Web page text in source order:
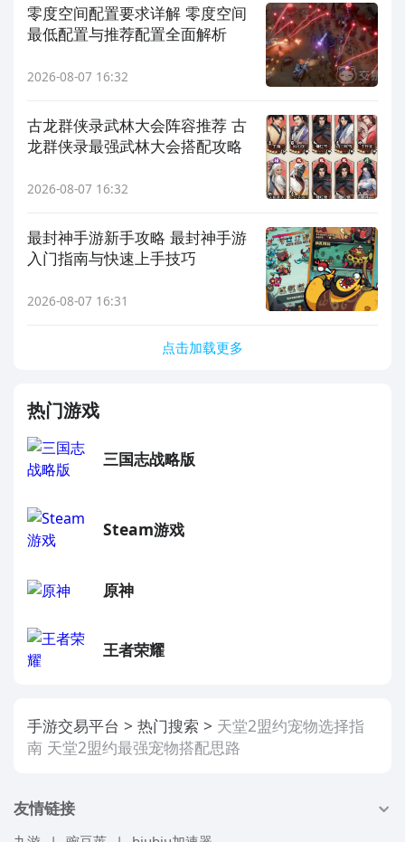
零度空间配置要求详解 零度空间
最低配置与推荐配置全面解析
2026-08-07 16:32
古龙群侠录武林大会阵容推荐 古
龙群侠录最强武林大会搭配攻略
2026-08-07 16:32
最封神手游新手攻略 最封神手游
入门指南与快速上手技巧
2026-08-07 16:31
点击加载更多
热门游戏
三国志战略版
Steam游戏
原神
王者荣耀
手游交易平台 热门搜索
天堂2盟约宠物选择指
南 天堂2盟约最强宠物搭配思路
友情链接